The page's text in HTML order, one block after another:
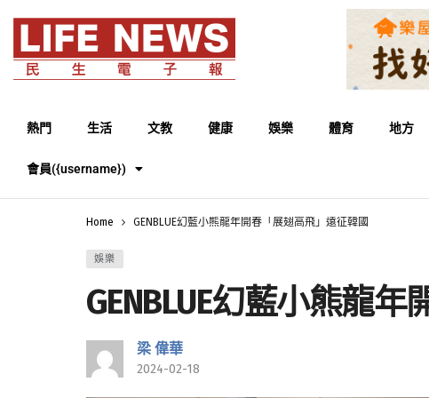
熱門 生活 文教 健康 娛樂 體育 地方
會員({username})
Home GENBLUE幻藍小熊龍年開春「展翅高飛」遠征韓國
娛樂
GENBLUE幻藍小熊龍
梁 偉華
2024-02-18